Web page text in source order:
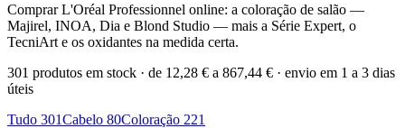
Comprar L'Oréal Professionnel online: a coloração de salão —
Majirel, INOA, Dia e Blond Studio — mais a Série Expert, o
TecniArt e os oxidantes na medida certa.
301 produtos em stock · de 12,28 € a 867,44 € · envio em 1 a 3 dias
úteis
Tudo 301Cabelo 80Coloração 221